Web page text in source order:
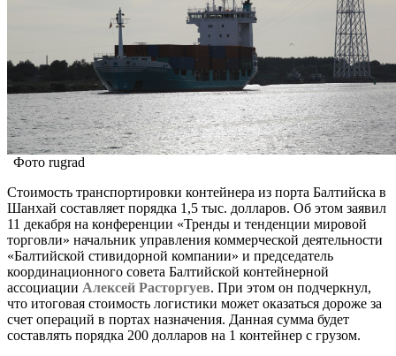
Фото rugrad
Стоимость транспортировки контейнера из порта Балтийска в
Шанхай составляет порядка 1,5 тыс. долларов. Об этом заявил
11 декабря на конференции «Тренды и тенденции мировой
торговли» начальник управления коммерческой деятельности
«Балтийской стивидорной компании» и председатель
координационного совета Балтийской контейнерной
ассоциации Алексей Расторгуев. При этом он подчеркнул,
что итоговая стоимость логистики может оказаться дороже за
счет операций в портах назначения. Данная сумма будет
составлять порядка 200 долларов на 1 контейнер с грузом.